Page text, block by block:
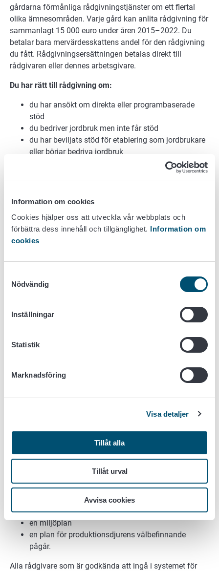
Information om cookies
Cookies hjälper oss att utveckla vår webbplats och
förbättra dess innehåll och tillgänglighet. Information om
cookies
Nödvändig
Inställningar
Statistik
Marknadsföring
Visa detaljer
Tillåt alla
Tillåt urval
Avvisa cookies
gårdarna förmånliga rådgivningstjänster om ett flertal
olika ämnesområden. Varje gård kan anlita rådgivning för
sammanlagt 15 000 euro under åren 2015–2022. Du
betalar bara mervärdesskattens andel för den rådgivning
du fått. Rådgivningsersättningen betalas direkt till
rådgivaren eller dennes arbetsgivare.
Du har rätt till rådgivning om:
du har ansökt om direkta eller programbaserade
stöd
du bedriver jordbruk men inte får stöd
du har beviljats stöd för etablering som jordbrukare
eller börjar bedriva jordbruk
du representerar en förening som har ingått
sammanslutning som du äger helt eller delvis.
Rådgivaren kan hjälpa dig:
att förbättra din gårds konkurrenskraft
investering
att kartlägga möjligheterna att bolagisera din gård
att beakta miljö- och klimataspekter på din gård
med anpassningen till klimatförändringen och de
att bevara och förbättra produktionsdjurens
i frågor som rör produktion och användning av
Du kan också låta göra upp följande planer för din gård:
en av rådgivarveterinären uppgjord hälsovårdsplan
för produktionsdjuren
en energiplan
en miljöplan
en plan för produktionsdjurens välbefinnande
pågår.
Alla rådgivare som är godkända att ingå i systemet för